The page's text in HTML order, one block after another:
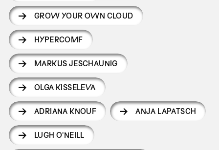
GROW YOUR OWN CLOUD
HYPERCOMF
MARKUS JESCHAUNIG
OLGA KISSELEVA
ADRIANA KNOUF ANJA LAPATSCH
LUGH O’NEILL